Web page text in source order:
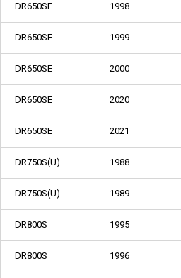
DR650SE 1998
DR650SE 1999
DR650SE 2000
DR650SE 2020
DR650SE 2021
DR750S(U) 1988
DR750S(U) 1989
DR800S 1995
DR800S 1996